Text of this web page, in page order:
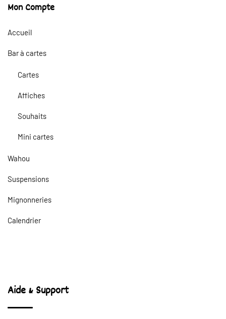
Mon Compte
Accueil
Bar à cartes
Cartes
Affiches
Souhaits
Mini cartes
Wahou
Suspensions
Mignonneries
Calendrier
Aide & Support